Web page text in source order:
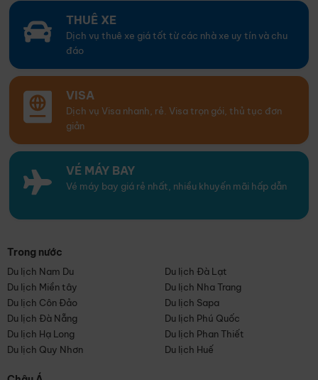
THUÊ XE
Dịch vụ thuê xe giá tốt từ các nhà xe uy tín và chu
đáo
VISA
Dịch vụ Visa nhanh, rẻ. Visa trọn gói, thủ tục đơn
giản
VÉ MÁY BAY
Vé máy bay giá rẻ nhất, nhiều khuyến mãi hấp dẫn
Trong nước
Du lịch Nam Du
Du lịch Đà Lạt
Du lịch Miền tây
Du lịch Nha Trang
Du lịch Côn Đảo
Du lịch Sapa
Du lịch Đà Nẵng
Du lịch Phú Quốc
Du lịch Hạ Long
Du lịch Phan Thiết
Du lịch Quy Nhơn
Du lịch Huế